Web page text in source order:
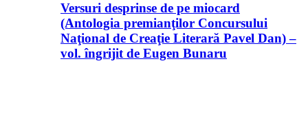
Versuri desprinse de pe miocard
(Antologia premianţilor Concursului
Naţional de Creaţie Literară Pavel Dan) –
vol. îngrijit de Eugen Bunaru